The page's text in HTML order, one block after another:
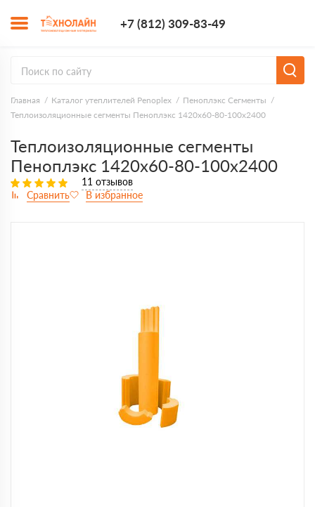
+7 (812) 309-83-49
Главная Каталог утеплителей Penoplex
Пеноплэкс Сегменты
Теплоизоляционные сегменты Пеноплэкс 1420x60-80-100х2400
Теплоизоляционные сегменты
Пеноплэкс 1420x60-80-100х2400
11 отзывов